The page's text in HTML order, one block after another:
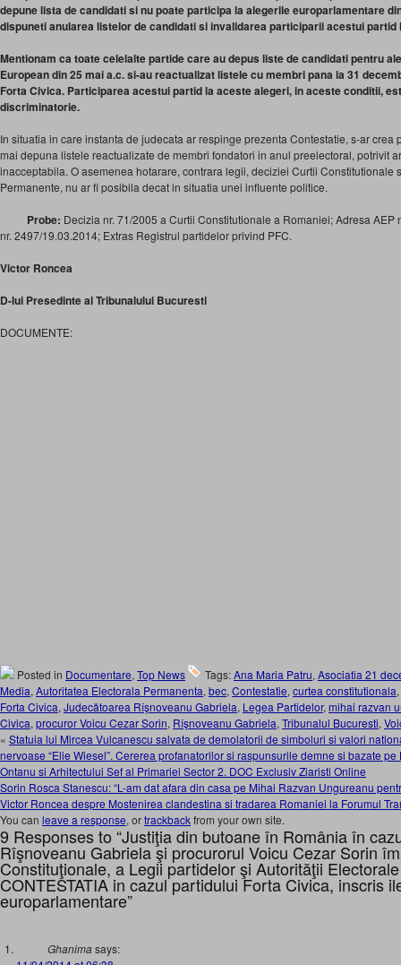
depune lista de candidati si nu poate participa la alegerile europarlamentare
dispuneti anularea listelor de candidati si invalidarea participarii acestui
Mentionam ca toate celelalte partide care au depus liste de candidati pentru
European din 25 mai a.c. si-au reactualizat listele cu membri pana la 31
Forta Civica. Participarea acestui partid la aceste alegeri, in aceste conditii,
discriminatorie.
In situatia in care instanta de judecata ar respinge prezenta Contestatie, s-ar
mai depuna listele reactualizate de membri fondatori in anul preelectoral, potrivit
inacceptabila. O asemenea hotarare, contrara legii, deciziei Curtii Constitutionale
Permanente, nu ar fi posibila decat in situatia unei influente politice.
Probe: Decizia nr. 71/2005 a Curtii Constitutionale a Romaniei; Adresa AEP
nr. 2497/19.03.2014; Extras Registrul partidelor privind PFC.
Victor Roncea
D-lui Presedinte al Tribunalului Bucuresti
DOCUMENTE:
Posted in Documentare, Top News Tags:Ana Maria Patru, Asociatia 21
Media, Autoritatea Electorala Permanenta, bec, Contestatie, curtea constitutionala,
Forta Civica, Judecătoarea Rîşnoveanu Gabriela, Legea Partidelor, mihai razvan
Civica, procuror Voicu Cezar Sorin, Rîşnoveanu Gabriela, Tribunalul Bucuresti,
« Statuia lui Mircea Vulcanescu salvata de demolatorii de simboluri si valori
nervoase “Elie Wiesel”. Cererea profanatorilor si raspunsurile demne si bazate
Ontanu si Arhitectului Sef al Primariei Sector 2. DOC Exclusiv Ziaristi Online
Sorin Rosca Stanescu: “L-am dat afara din casa pe Mihai Razvan Ungureanu
Victor Roncea despre Mostenirea clandestina si tradarea Romaniei la Forumul
You can leave a response, ortrackbackfrom your own site.
9 Responses to “Justiţia din butoane în România în
Rîşnoveanu Gabriela şi procurorul Voicu Cezar Sorin
Constituţionale, a Legii partidelor şi Autorităţii
CONTESTATIA in cazul partidului Forta Civica, inscris
europarlamentare”
Ghanimasays: